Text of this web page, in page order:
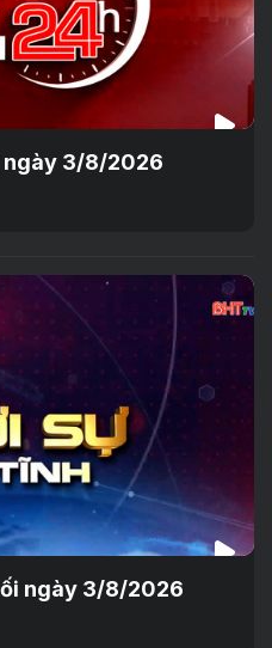
ngày 3/8/2026
ngày 3/8/2026